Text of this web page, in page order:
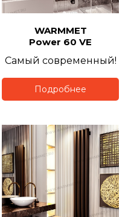
WARMMET
Power 60 VE
Самый современный!
Подробнее